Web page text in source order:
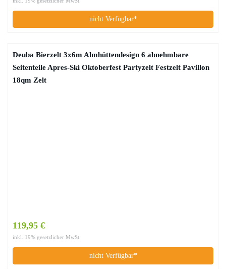
nicht Verfügbar*
Deuba Bierzelt 3x6m Almhüttendesign 6 abnehmbare
Seitenteile Apres-Ski Oktoberfest Partyzelt Festzelt Pavillon
18qm Zelt
119,95 €
inkl. 19% gesetzlicher MwSt.
nicht Verfügbar*